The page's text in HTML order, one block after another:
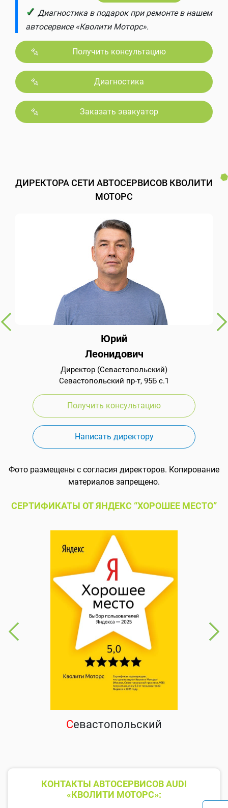
✓ Диагностика в подарок при ремонте в нашем
автосервисе «Кволити Моторс».
Получить консультацию
Диагностика
Заказать эвакуатор
ДИРЕКТОРА СЕТИ АВТОСЕРВИСОВ КВОЛИТИ
МОТОРС
Юрий
Леонидович
Директор (Севастопольский)
Севастопольский пр-т, 95Б с.1
Получить консультацию
Написать директору
Фото размещены с согласия директоров. Копирование
материалов запрещено.
СЕРТИФИКАТЫ ОТ ЯНДЕКС “ХОРОШЕЕ МЕСТО”
Севастопольский
КОНТАКТЫ АВТОСЕРВИСОВ AUDI
«КВОЛИТИ МОТОРС»: